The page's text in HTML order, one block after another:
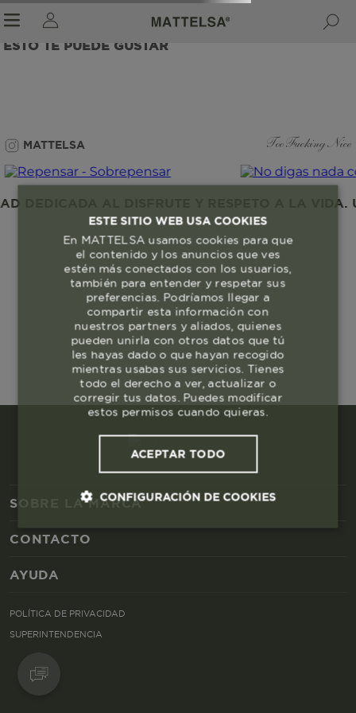
ESTO TE PUEDE GUSTAR
MATTELSA Too Fucking Nice
AL DISFRUTE Y RESPETO A LA
SOBRE LA MARCA
CONTACTO
AYUDA
POLÍTICA DE PRIVACIDAD
SUPERINTENDENCIA
ESTE SITIO WEB USA COOKIES
En MATTELSA usamos cookies para que
el contenido y los anuncios que ves
estén más conectados con los usuarios,
también para entender y respetar sus
preferencias. Podríamos llegar a
compartir esta información con
nuestros partners y aliados, quienes
pueden unirla con otros datos que tú
les hayas dado o que hayan recogido
mientras usabas sus servicios. Tienes
todo el derecho a ver, actualizar o
corregir tus datos. Puedes modificar
estos permisos cuando quieras.
ACEPTAR TODO
CONFIGURACIÓN DE COOKIES